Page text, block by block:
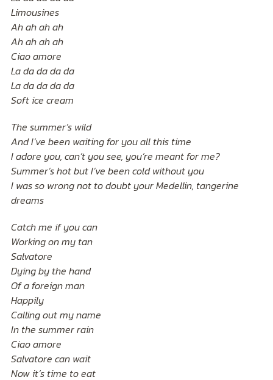
Limousines
Ah ah ah ah
Ah ah ah ah
Ciao amore
La da da da da
La da da da da
Soft ice cream
The summer’s wild
And I’ve been waiting for you all this time
I adore you, can’t you see, you’re meant for me?
Summer’s hot but I’ve been cold without you
I was so wrong not to doubt your Medellin, tangerine
dreams
Catch me if you can
Working on my tan
Salvatore
Dying by the hand
Of a foreign man
Happily
Calling out my name
In the summer rain
Ciao amore
Salvatore can wait
Now it’s time to eat